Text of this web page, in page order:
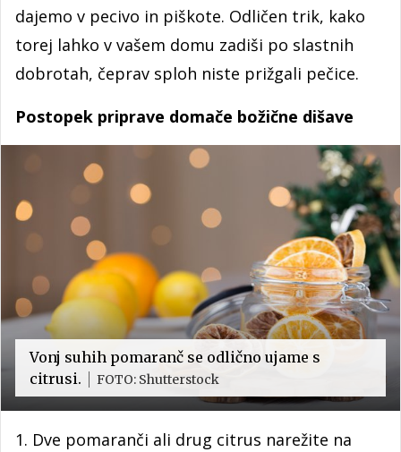
dajemo v pecivo in piškote. Odličen trik, kako
torej lahko v vašem domu zadiši po slastnih
dobrotah, čeprav sploh niste prižgali pečice.
Postopek priprave domače božične dišave
Vonj suhih pomaranč se odlično ujame s
citrusi.
FOTO: Shutterstock
1. Dve pomaranči ali drug citrus narežite na